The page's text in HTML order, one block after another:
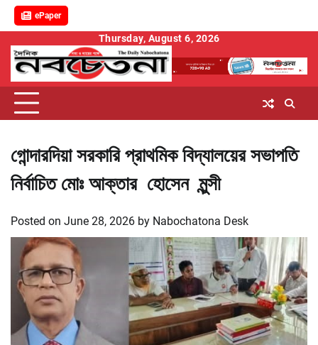
ePaper
content
Thursday, August 6, 2026
গোন্দারদিয়া সরকারি প্রাথমিক বিদ্যালয়ের সভাপতি
নির্বাচিত মোঃ আক্তার হোসেন মুন্সী
Posted on June 28, 2026 by Nabochatona Desk